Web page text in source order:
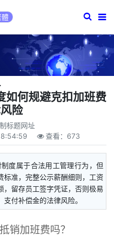
體
如何规避克扣加班费
险
标题网址
查看： 673
度属于合法用工管理行为，但
标准，完整公示薪酬细则，工资
，留存员工签字凭证，否则极易
付补偿金的法律风险。
销加班费吗？